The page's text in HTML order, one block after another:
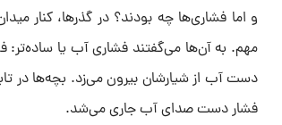
و اما فشاری‌ها چه بودند؟ در گذرها، کنار
مهم. به آن‌ها می‌گفتند فشاری آب یا ساده‌تر:
دست آب از شیارشان بیرون می‌زد. بچه‌ها در
فشار دست صدای آب جاری می‌شد.